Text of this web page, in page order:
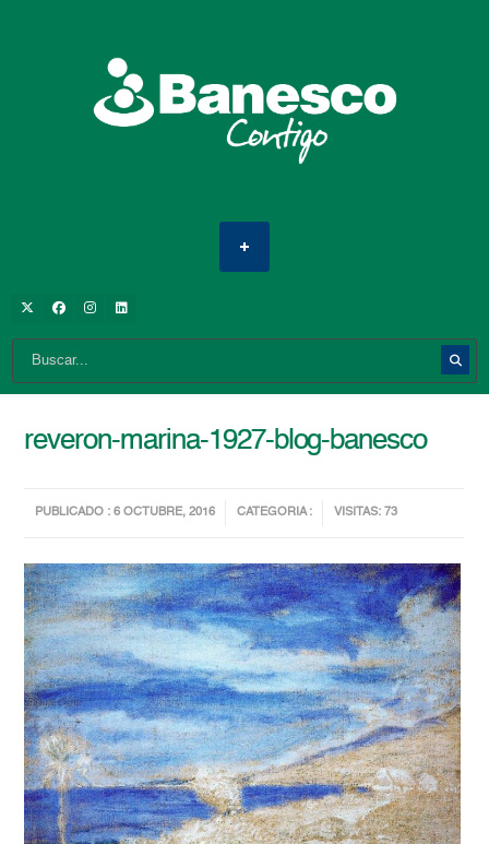
reveron-marina-1927-blog-banesco
PUBLICADO : 6 OCTUBRE, 2016 CATEGORIA : VISITAS: 73